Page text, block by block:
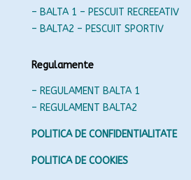
– BALTA 1 – PESCUIT RECREEATIV
– BALTA2 – PESCUIT SPORTIV
Regulamente
– REGULAMENT BALTA 1
– REGULAMENT BALTA2
POLITICA DE CONFIDENTIALITATE
POLITICA DE COOKIES